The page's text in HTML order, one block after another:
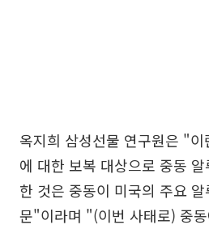
옥지희 삼성선물 연구원은 "
에 대한 보복 대상으로 중동
한 것은 중동이 미국의 주요
문"이라며 "(이번 사태로) 중